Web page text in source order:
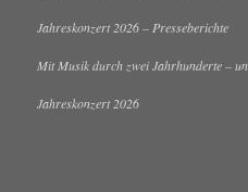
Jahreskonzert 2026 – Presseberichte
Mit Musik durch zwei Jahrhunderte –
Jahreskonzert 2026